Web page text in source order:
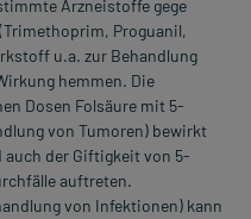
Arzneistoffe gege
Proguanil,
u.a. zur Behandlung
hemmen. Die
Dosen Folsäure mit 5-
von Tumoren) bewirkt
auch der Giftigkeit von 5-
auftreten.
von Infektionen) kann